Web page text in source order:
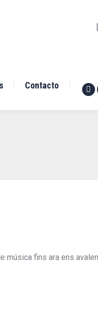
Contacto
música fins ara ens avalen